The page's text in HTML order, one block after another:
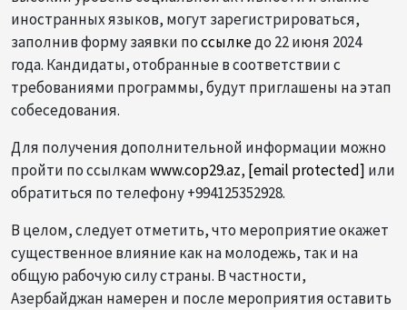
иностранных языков, могут зарегистрироваться,
заполнив форму заявки поссылкедо 22 июня 2024
года. Кандидаты, отобранные в соответствии с
требованиями программы, будут приглашены на этап
собеседования.
Для получения дополнительной информации можно
пройти по ссылкамwww.cop29.az, [email protected] или
обратиться по телефону +994125352928.
В целом, следует отметить, что мероприятие окажет
существенное влияние как на молодежь, так и на
общую рабочую силу страны. В частности,
Азербайджан намерен и после мероприятия оставить